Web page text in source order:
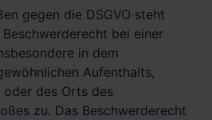
gegen die DSGVO steht
bei einer
in dem
Aufenthalts,
des Orts des
zu. Das Beschwerderecht